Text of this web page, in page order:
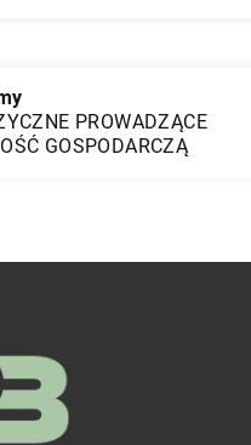
PROWADZĄCE
GOSPODARCZĄ